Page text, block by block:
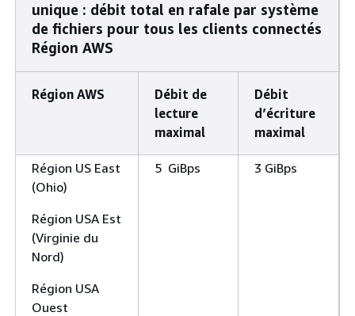
unique : débit total en rafale par système
de fichiers pour tous les clients connectés
Région AWS
Région AWS
Débit de
lecture
maximal
Débit
d’écriture
maximal
Région US East
(Ohio)
Région USA Est
(Virginie du
Nord)
Région USA
Ouest
5 GiBps 3 GiBps